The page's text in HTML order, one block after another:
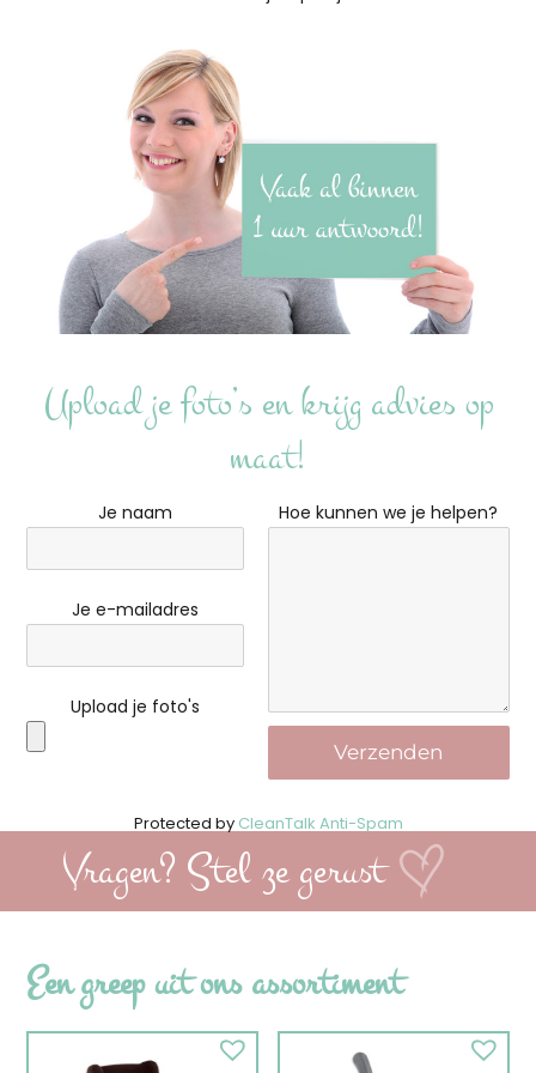
Upload je foto’s en krijg advies op
maat!
Je naam
Je e-mailadres
Upload je foto's
Hoe kunnen we je helpen?
Protected by CleanTalk Anti-Spam
Vragen? Stel ze gerust
Een greep uit ons assortiment